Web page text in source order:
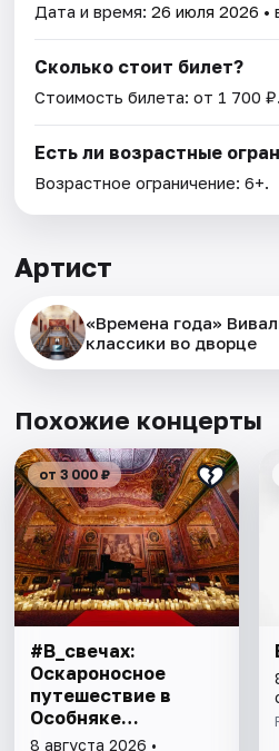
Дата и время:26 июля 2026 •
Сколько стоит билет?
Стоимость билета: от 1 700 ₽.
Есть ли возрастные
Возрастное ограничение: 6+.
Артист
«Времена года»
классики во дворце
Похожие концерты
от 3 000 ₽
#В_свечах:
Оскароносное
путешествие в
Особняке
Половцова
8 августа 2026 •